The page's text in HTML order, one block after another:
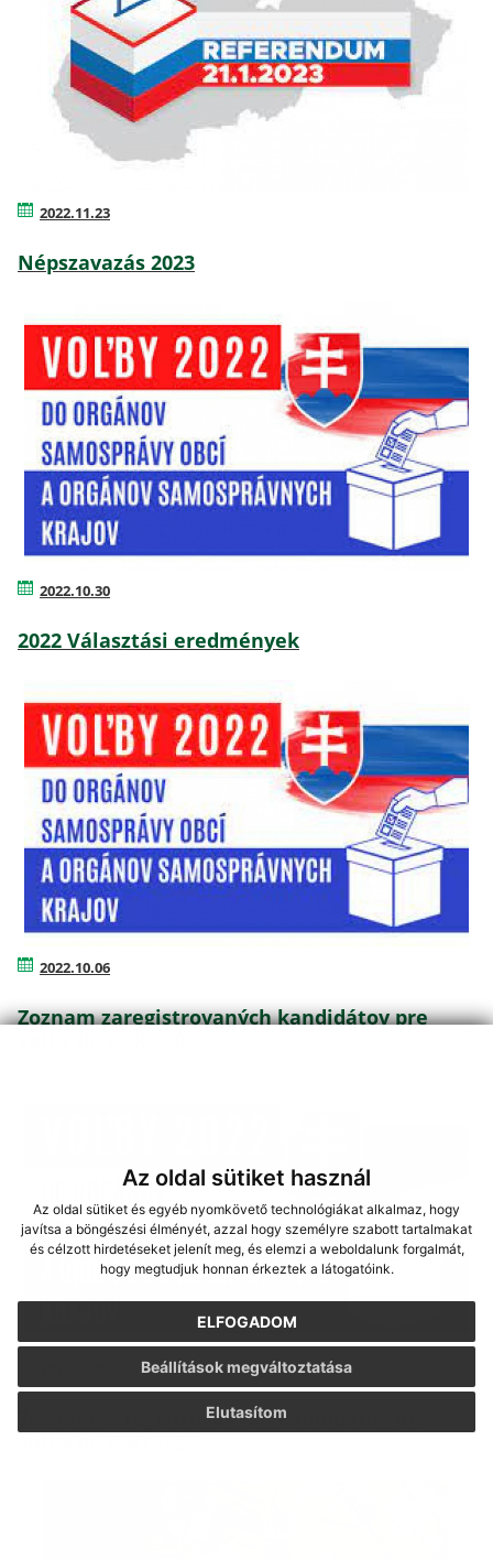
Az oldal sütiket használ
Az oldal sütiket és egyéb nyomkövető technológiákat alkalmaz, hogy
javítsa a böngészési élményét, azzal hogy személyre szabott tartalmakat
és célzott hirdetéseket jelenít meg, és elemzi a weboldalunk forgalmát,
hogy megtudjuk honnan érkeztek a látogatóink.
ELFOGADOM
Elutasítom
Beállítások megváltoztatása
2022.11.23
Népszavazás 2023
2022.10.30
2022 Választási eredmények
2022.10.06
Zoznam zaregistrovaných kandidátov pre
Zoznam zaregistrovaných kandidátov pre
voľby do OSO 2022